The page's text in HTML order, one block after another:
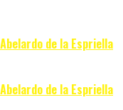
de la Espriella
de la Espriella